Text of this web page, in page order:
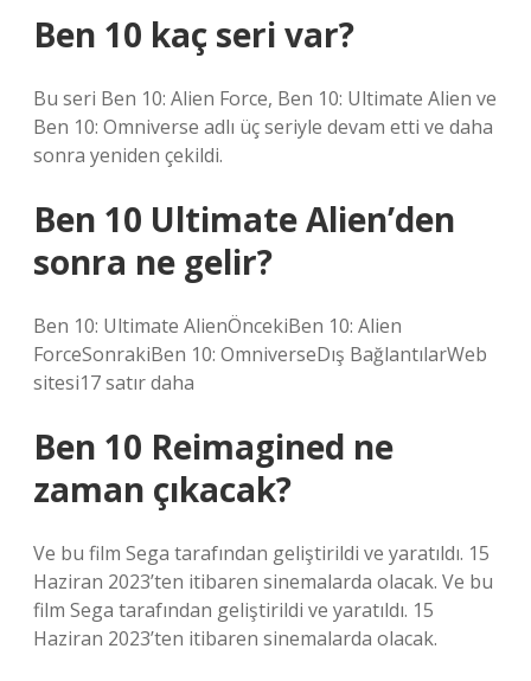
Ben 10 kaç seri var?
Bu seri Ben 10: Alien Force, Ben 10: Ultimate Alien ve
Ben 10: Omniverse adlı üç seriyle devam etti ve daha
sonra yeniden çekildi.
Ben 10 Ultimate Alien’den
sonra ne gelir?
Ben 10: Ultimate AlienÖncekiBen 10: Alien
ForceSonrakiBen 10: OmniverseDış BağlantılarWeb
sitesi17 satır daha
Ben 10 Reimagined ne
zaman çıkacak?
Ve bu film Sega tarafından geliştirildi ve yaratıldı. 15
Haziran 2023’ten itibaren sinemalarda olacak. Ve bu
film Sega tarafından geliştirildi ve yaratıldı. 15
Haziran 2023’ten itibaren sinemalarda olacak.